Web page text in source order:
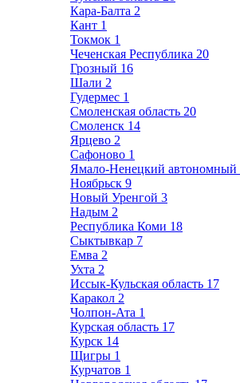
Кара-Балта 2
Кант 1
Токмок 1
Чеченская Республика 20
Грозный 16
Шали 2
Гудермес 1
Смоленская область 20
Смоленск 14
Ярцево 2
Сафоново 1
Ямало-Ненецкий автономный
Ноябрьск 9
Новый Уренгой 3
Надым 2
Республика Коми 18
Сыктывкар 7
Емва 2
Ухта 2
Иссык-Кульская область 17
Каракол 2
Чолпон-Ата 1
Курская область 17
Курск 14
Щигры 1
Курчатов 1